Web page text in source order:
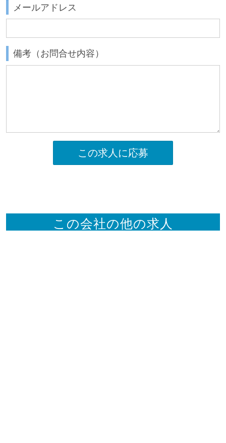
メールアドレス
備考（お問合せ内容）
この求人に応募
この会社の他の求人